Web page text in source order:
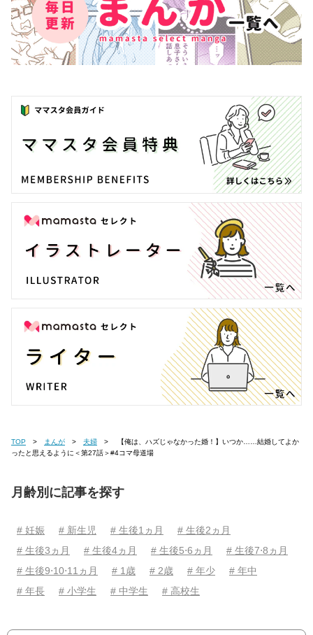
TOP まんが 夫婦
ったと思えるように＜第27話＞#4コマ母道場
月齢別に記事を探す
# 妊娠 # 新生児 # 生後1ヵ月
# 生後2ヵ月
# 生後3ヵ月
# 生後4ヵ月 # 生後5⋅6ヵ月
# 生後7⋅8ヵ月
# 生後9⋅10⋅11ヵ月
# 1歳 # 2歳 # 年少
# 年中
# 年長
# 小学生 # 中学生 # 高校生